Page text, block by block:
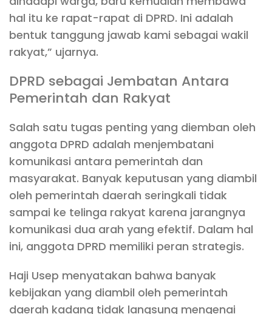
hal itu ke rapat-rapat di DPRD. Ini adalah
bentuk tanggung jawab kami sebagai wakil
rakyat,” ujarnya.
DPRD sebagai Jembatan Antara
Pemerintah dan Rakyat
Salah satu tugas penting yang diemban oleh
anggota DPRD adalah menjembatani
komunikasi antara pemerintah dan
masyarakat. Banyak keputusan yang diambil
oleh pemerintah daerah seringkali tidak
sampai ke telinga rakyat karena jarangnya
komunikasi dua arah yang efektif. Dalam hal
ini, anggota DPRD memiliki peran strategis.
Haji Usep menyatakan bahwa banyak
kebijakan yang diambil oleh pemerintah
daerah kadang tidak langsung mengenai